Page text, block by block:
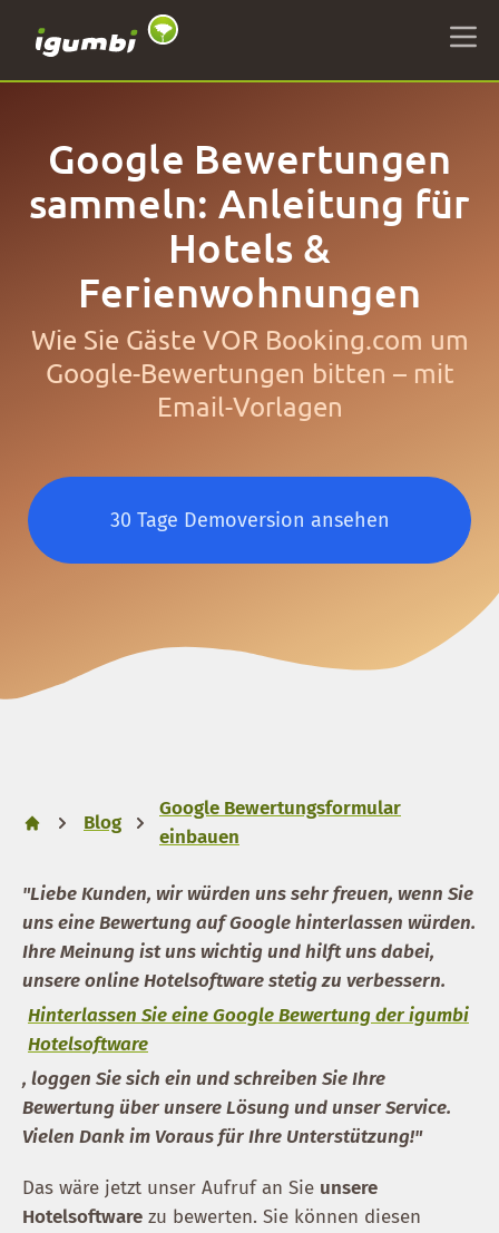
Google Bewertungen
sammeln: Anleitung für
Hotels &
Ferienwohnungen
Wie Sie Gäste VOR Booking.com um
Google-Bewertungen bitten – mit
Email-Vorlagen
30 Tage Demoversion ansehen
Blog
Google Bewertungsformular
einbauen
"Liebe Kunden, wir würden uns sehr freuen, wenn Sie
uns eine Bewertung auf Google hinterlassen würden.
Ihre Meinung ist uns wichtig und hilft uns dabei,
unsere online Hotelsoftware stetig zu verbessern.
Hinterlassen Sie eine Google Bewertung der igumbi
Hotelsoftware
, loggen Sie sich ein und schreiben Sie Ihre
Bewertung über unsere Lösung und unser Service.
Vielen Dank im Voraus für Ihre Unterstützung!"
Das wäre jetzt unser Aufruf an Sie unsere
Hotelsoftware zu bewerten. Sie können diesen